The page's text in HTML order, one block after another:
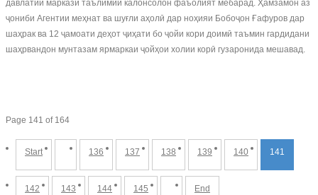
давлатии маркази таълимии калонсолон фаъолият мебарад. Ҳамзамон аз
ҷониби Агентии меҳнат ва шуғли аҳолӣ дар ноҳияи Бобоҷон Ғафуров дар
шаҳрак ва 12 ҷамоати деҳот ҷиҳати бо ҷойи кори доимӣ таъмин гардидани
шаҳрвандон мунтазам ярмаркаи ҷойҳои холии корӣ гузаронида мешавад.
Page 141 of 164
Start 136 137 138 139 140 141
142 143 144 145 End